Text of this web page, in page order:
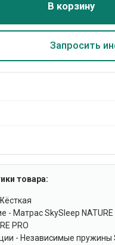
В корзину
Запросить
товара:
- Матрас SkySleep NATURE
PRO
- Независимые пружины